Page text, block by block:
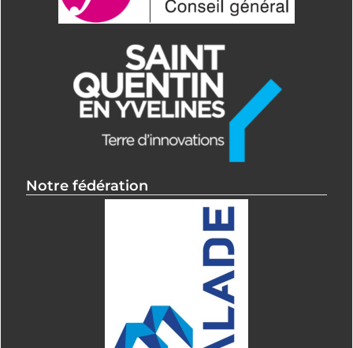
Notre fédération